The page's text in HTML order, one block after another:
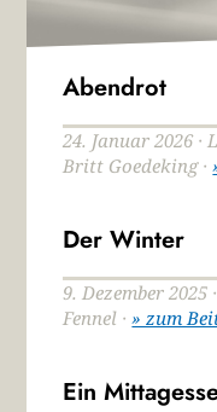
Abendrot
24. Januar 2026 ·
Britt Goedeking ·
Der Winter
9. Dezember 2025
Fennel ·» zum
Ein